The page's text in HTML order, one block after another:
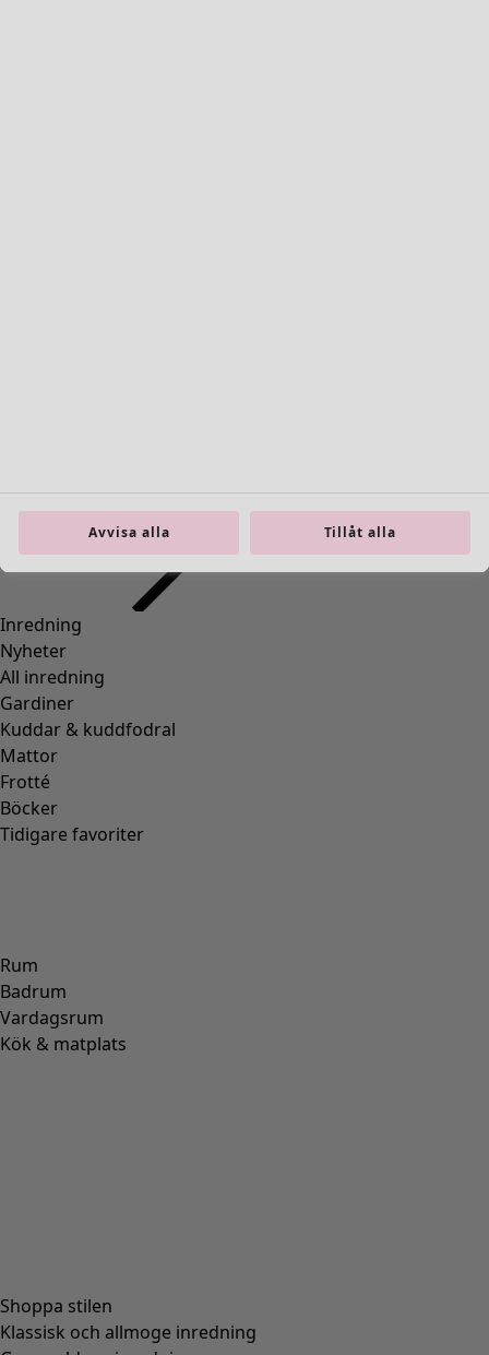
Inredning
Nyheter
All inredning
Gardiner
Kuddar & kuddfodral
Mattor
Frotté
Böcker
Tidigare favoriter
Rum
Badrum
Vardagsrum
Kök & matplats
Shoppa stilen
Klassisk och allmoge inredning
Avvisa alla Tillåt alla